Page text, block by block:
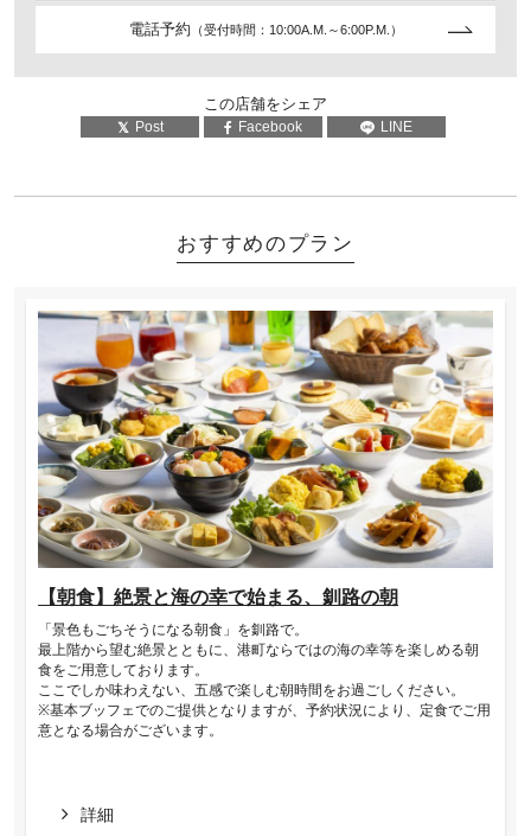
電話予約 （受付時間：10:00A.M.～6:00P.M.）
この店舗をシェア
Post Facebook LINE
おすすめのプラン
【朝食】絶景と海の幸で始まる、釧路の朝
「景色もごちそうになる朝食」を釧路で。
最上階から望む絶景とともに、港町ならではの海の幸等を楽しめる朝
食をご用意しております。
ここでしか味わえない、五感で楽しむ朝時間をお過ごしください。
※基本ブッフェでのご提供となりますが、予約状況により、定食でご用
意となる場合がございます。
詳細